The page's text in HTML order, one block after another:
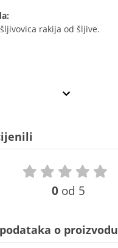
rakija od šljive.
0 od 5
o proizvodu